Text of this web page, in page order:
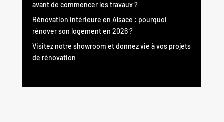
avant de commencer les travaux ?
Rénovation intérieure en Alsace : pourquoi
rénover son logement en 2026 ?
Visitez notre showroom et donnez vie à vos projets
de rénovation